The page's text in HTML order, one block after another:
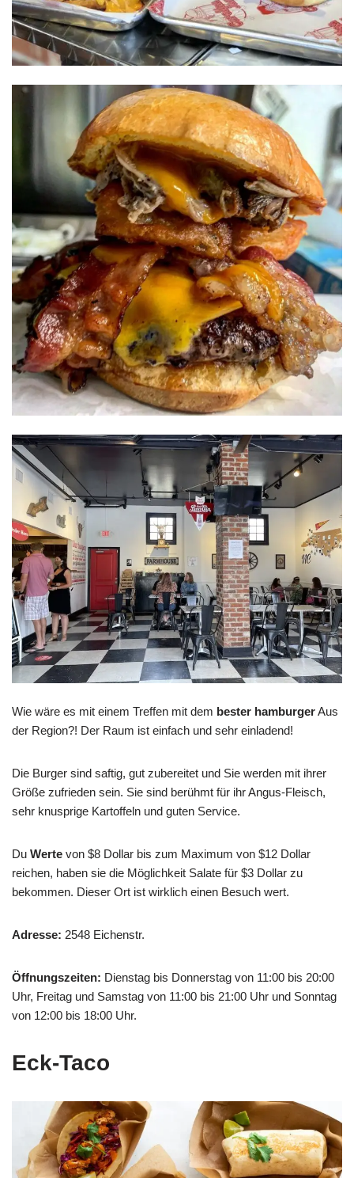
Wie wäre es mit einem Treffen mit dem bester hamburgerAus
der Region?! Der Raum ist einfach und sehr einladend!
Die Burger sind saftig, gut zubereitet und Sie werden mit ihrer
Größe zufrieden sein. Sie sind berühmt für ihr Angus-Fleisch,
sehr knusprige Kartoffeln und guten Service.
Du Werte von $8 Dollar bis zum Maximum von $12 Dollar
reichen, haben sie die Möglichkeit Salate für $3 Dollar zu
bekommen. Dieser Ort ist wirklich einen Besuch wert.
Adresse: 2548 Eichenstr.
Öffnungszeiten: Dienstag bis Donnerstag von 11:00 bis 20:00
Uhr, Freitag und Samstag von 11:00 bis 21:00 Uhr und Sonntag
von 12:00 bis 18:00 Uhr.
Eck-Taco